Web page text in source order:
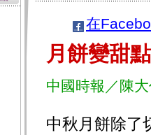
在
月餅變甜
中國時報／陳
中秋月餅除了